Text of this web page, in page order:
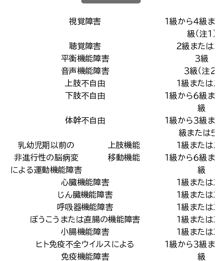
視覚障害
１級から４級ま
級（注１）
聴覚障害
２級または３
平衡機能障害
３級
音声機能障害
３級（注２）
上肢不自由
１級または２
下肢不自由
１級から６級ま
級
体幹不自由
１級から３級ま
級または５
乳幼児期以前の
非進行性の脳病変
による運動機能障害
上肢機能
１級または２
移動機能
１級から６級ま
級
心臓機能障害
１級または３
じん臓機能障害
１級または３
呼吸器機能障害
１級または３
ぼうこうまたは直腸の機能障害
１級または３
小腸機能障害
１級または３
ヒト免疫不全ウイルスによる
免疫機能障害
１級から３級ま
級